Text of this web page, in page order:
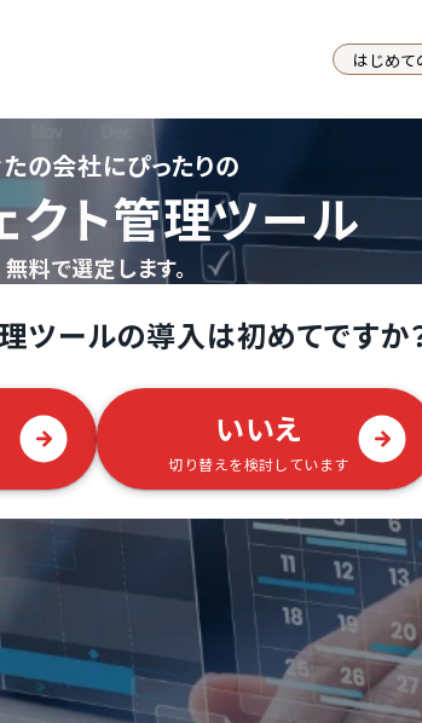
はじめて
の会社にぴったりの
クト管理ツール
無料で選定します。
ツールの導入は初めてですか
いいえ
切り替えを検討しています